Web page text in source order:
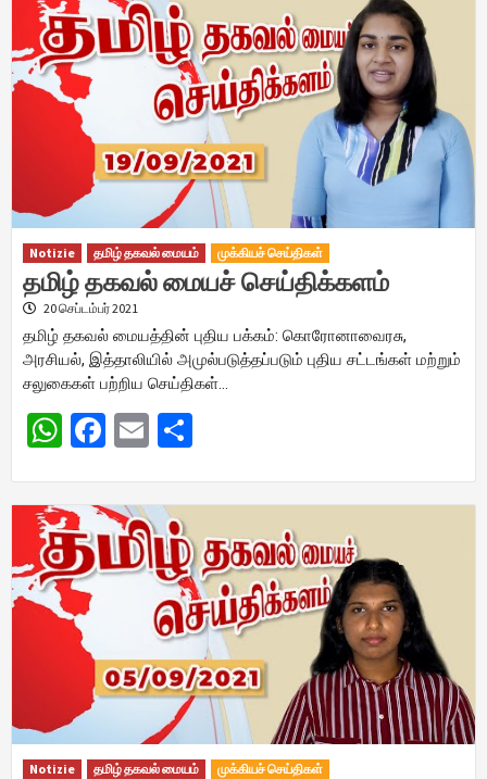
Notizie தமிழ் தகவல் மையம் முக்கியச் செய்திகள்
தமிழ் தகவல் மையச் செய்திக்களம்
20 செப்டம்பர் 2021
தமிழ் தகவல் மையத்தின் புதிய பக்கம்: கொரோனாவைரசு,
அரசியல், இத்தாலியில் அமுல்படுத்தப்படும் புதிய சட்டங்கள் மற்றும்
சலுகைகள் பற்றிய செய்திகள்…
WhatsApp
Facebook
Email
Notizie தமிழ் தகவல் மையம் முக்கியச் செய்திகள்